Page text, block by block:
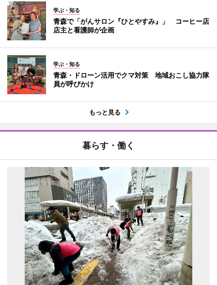
学ぶ・知る
青森で「がんサロン『ひとやすみ』」 コーヒー店
店主と看護師が企画
学ぶ・知る
青森・ドローン活用でクマ対策 地域おこし協力隊
員が呼びかけ
もっと見る
暮らす・働く